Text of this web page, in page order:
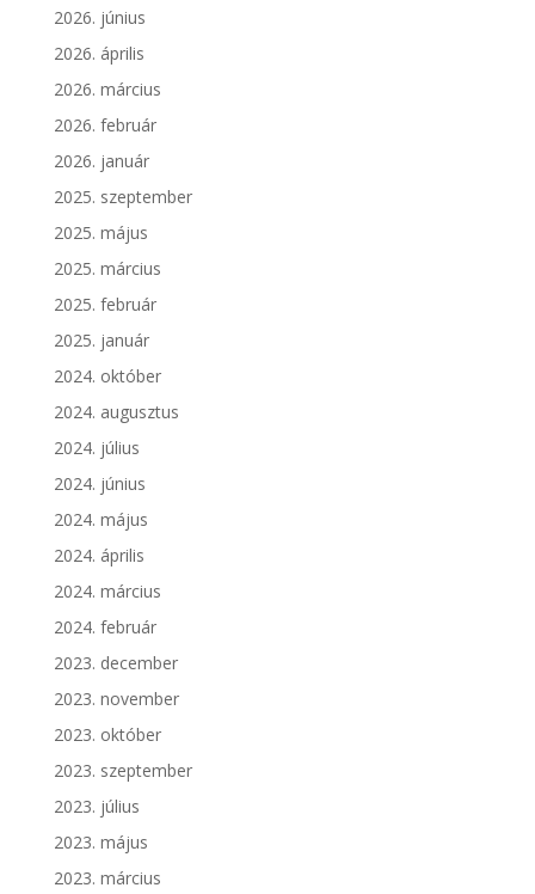
2026. június
2026. április
2026. március
2026. február
2026. január
2025. szeptember
2025. május
2025. március
2025. február
2025. január
2024. október
2024. augusztus
2024. július
2024. június
2024. május
2024. április
2024. március
2024. február
2023. december
2023. november
2023. október
2023. szeptember
2023. július
2023. május
2023. március